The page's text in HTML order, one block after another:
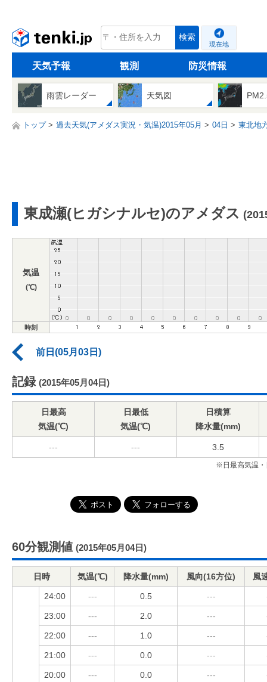
tenki.jp 検索
現在地
天気予報 観測 防災情報
雨雲レーダー 天気図
トップ 過去天気(アメダス実況・気温)2015年05月 04日 東北地
東成瀬(ヒガシナルセ)のアメダス
気温
(℃)
時刻
前日(05月03日)
記録 (2015年05月04日)
日最高
気温(℃)
日最低
気温(℃)
日積算
降水量(mm)
--- --- 3.5
※日最高気温・
60分観測値 (2015年05月04日)
日時 気温(℃) 降水量(mm) 風向(16方位) 風
24:00 --- 0.5 ---
23:00 --- 2.0 ---
22:00 --- 1.0 ---
21:00 --- 0.0 ---
20:00 --- 0.0 ---